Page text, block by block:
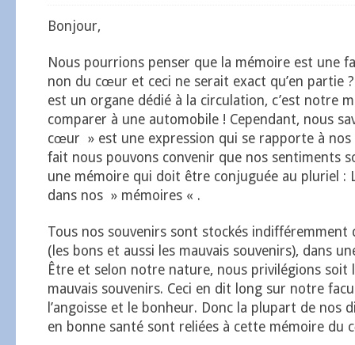
Bonjour,
Nous pourrions penser que la mémoire est une
non du cœur et ceci ne serait exact qu’en partie
est un organe dédié à la circulation, c’est notre
comparer à une automobile ! Cependant, nous
cœur » est une expression qui se rapporte à nos
fait nous pouvons convenir que nos sentiments
une mémoire qui doit être conjuguée au pluriel :
dans nos » mémoires « .
Tous nos souvenirs sont stockés indifféremment
(les bons et aussi les mauvais souvenirs), dans
Être et selon notre nature, nous privilégions soit
mauvais souvenirs. Ceci en dit long sur notre
l’angoisse et le bonheur. Donc la plupart de nos
en bonne santé sont reliées à cette mémoire du